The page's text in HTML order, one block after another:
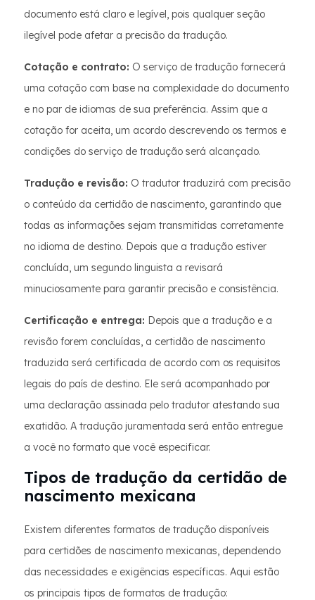
documento está claro e legível, pois qualquer seção
ilegível pode afetar a precisão da tradução.
Cotação e contrato: O serviço de tradução fornecerá
uma cotação com base na complexidade do documento
e no par de idiomas de sua preferência. Assim que a
cotação for aceita, um acordo descrevendo os termos e
condições do serviço de tradução será alcançado.
Tradução e revisão: O tradutor traduzirá com precisão
o conteúdo da certidão de nascimento, garantindo que
todas as informações sejam transmitidas corretamente
no idioma de destino. Depois que a tradução estiver
concluída, um segundo linguista a revisará
minuciosamente para garantir precisão e consistência.
Certificação e entrega: Depois que a tradução e a
revisão forem concluídas, a certidão de nascimento
traduzida será certificada de acordo com os requisitos
legais do país de destino. Ele será acompanhado por
uma declaração assinada pelo tradutor atestando sua
exatidão. A tradução juramentada será então entregue
a você no formato que você especificar.
Tipos de tradução da certidão de
nascimento mexicana
Existem diferentes formatos de tradução disponíveis
para certidões de nascimento mexicanas, dependendo
das necessidades e exigências específicas. Aqui estão
os principais tipos de formatos de tradução: